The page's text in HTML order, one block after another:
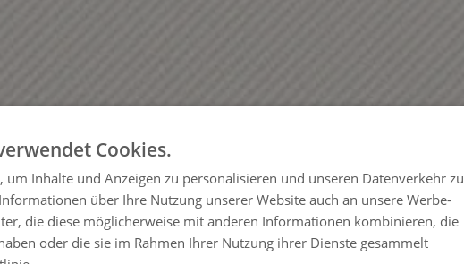
Cookies.
um Inhalte und Anzeigen zu personalisieren und unseren Datenverkehr zu
über Ihre Nutzung unserer Website auch an unsere Werbe-
die diese möglicherweise mit anderen Informationen kombinieren, die
oder die sie im Rahmen Ihrer Nutzung ihrer Dienste gesammelt